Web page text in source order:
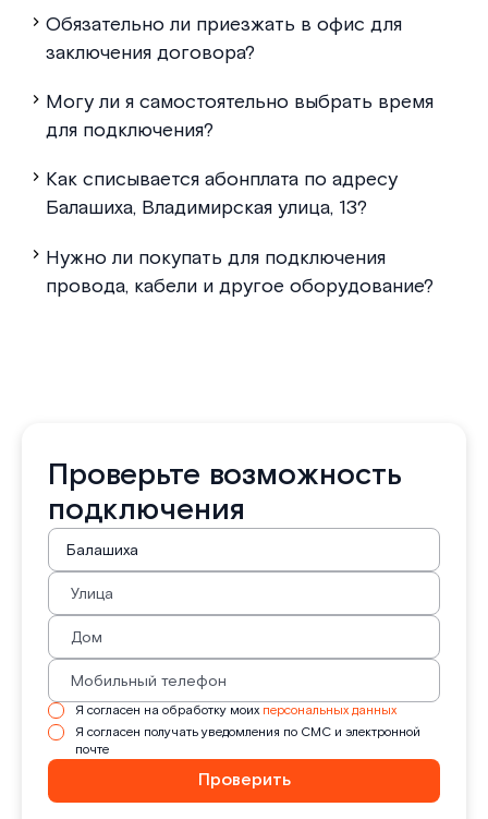
Обязательно ли приезжать в офис для
заключения договора?
Могу ли я самостоятельно выбрать время
для подключения?
Как списывается абонплата по адресу
Балашиха, Владимирская улица, 13?
Нужно ли покупать для подключения
провода, кабели и другое оборудование?
Проверьте возможность
подключения
Я согласен на обработку моих персональных данных
Я согласен получать уведомления по СМС и электронной
почте
Проверить